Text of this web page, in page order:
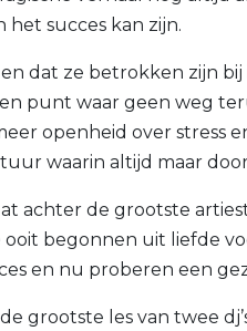
succes kan zijn.
dat ze betrokken zijn bij
punt waar geen weg
openheid over stress
waarin altijd maar
achter de grootste
ooit begonnen uit liefde
en nu proberen een
grootste les van twee